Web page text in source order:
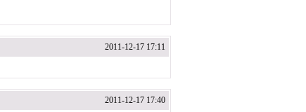
2011-12-17 17:11
2011-12-17 17:40